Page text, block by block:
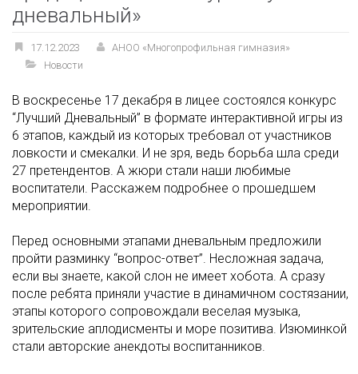
дневальный»
17.12.2023
АНОО «Многопрофильная гимназия»
Новости
В воскресенье 17 декабря в лицее состоялся конкурс
“Лучший Дневальный” в формате интерактивной игры из
6 этапов, каждый из которых требовал от участников
ловкости и смекалки. И не зря, ведь борьба шла среди
27 претендентов. А жюри стали наши любимые
воспитатели. Расскажем подробнее о прошедшем
мероприятии.
Перед основными этапами дневальным предложили
пройти разминку “вопрос-ответ”. Несложная задача,
если вы знаете, какой слон не имеет хобота. А сразу
после ребята приняли участие в динамичном состязании,
этапы которого сопровождали веселая музыка,
зрительские аплодисменты и море позитива. Изюминкой
стали авторские анекдоты воспитанников.